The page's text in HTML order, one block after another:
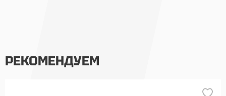
РЕКОМЕНДУЕМ